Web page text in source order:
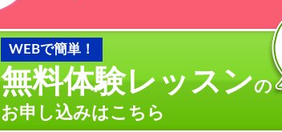
WEBで簡単！
無料体験レッスンの
お申し込みはこちら